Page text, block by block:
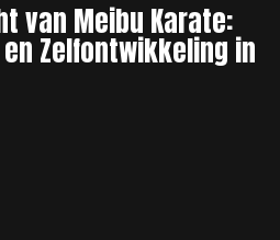
van Meibu Karate:
Zelfontwikkeling in